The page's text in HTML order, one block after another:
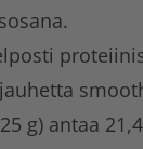
g) antaa